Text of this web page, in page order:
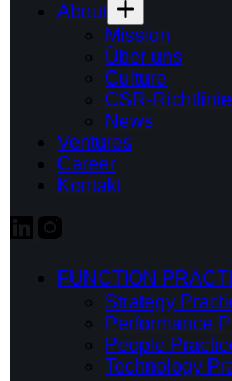
About
Mission
Über uns
Culture
CSR-Richtlinie
News
Ventures
Career
Kontakt
FUNCTION
Strategy
Performance
People
Technology